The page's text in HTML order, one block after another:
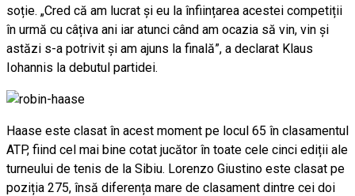
soție. „Cred că am lucrat și eu la înființarea acestei competiții
în urmă cu câțiva ani iar atunci când am ocazia să vin, vin și
astăzi s-a potrivit și am ajuns la finală”, a declarat Klaus
Iohannis la debutul partidei.
Haase este clasat în acest moment pe locul 65 în clasamentul
ATP, fiind cel mai bine cotat jucător în toate cele cinci ediții ale
turneului de tenis de la Sibiu. Lorenzo Giustino este clasat pe
poziția 275, însă diferența mare de clasament dintre cei doi